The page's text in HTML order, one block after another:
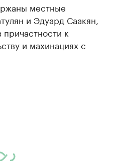
местные
и Эдуард Саакян,
к
и махинациях с